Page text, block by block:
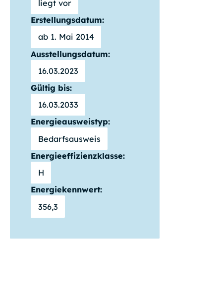
liegt vor
Erstellungsdatum:
ab 1. Mai 2014
Ausstellungsdatum:
16.03.2023
Gültig bis:
16.03.2033
Energieausweistyp:
Bedarfsausweis
Energieeffizienzklasse:
H
Energiekennwert:
356,3